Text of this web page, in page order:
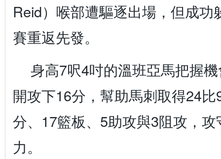
Reid）喉部遭驅逐出場，但成功
賽重返先發。
身高7呎4吋的溫班亞馬把握
開攻下16分，幫助馬刺取得24
分、17籃板、5助攻與3阻攻，
力。